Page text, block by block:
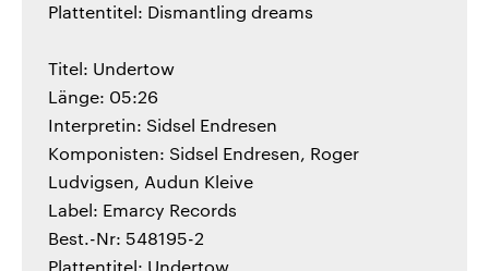
Plattentitel: Dismantling dreams
Titel: Undertow
Länge: 05:26
Interpretin: Sidsel Endresen
Komponisten: Sidsel Endresen, Roger
Ludvigsen, Audun Kleive
Label: Emarcy Records
Best.-Nr: 548195-2
Plattentitel: Undertow